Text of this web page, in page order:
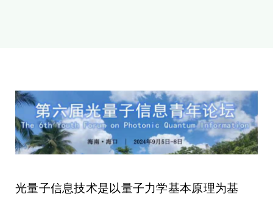
联系我们
光量子信息技术是以量子力学基本原理为基